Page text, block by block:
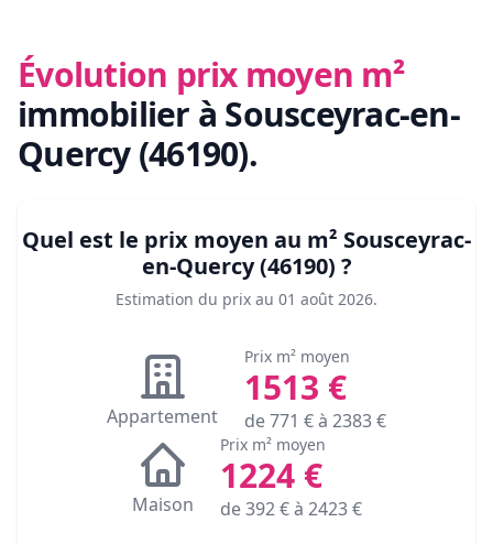
Évolution prix moyen m²
immobilier à Sousceyrac-en-
Quercy (46190).
Quel est le prix moyen au m² Sousceyrac-
en-Quercy (46190) ?
Estimation du prix au 01 août 2026.
Appartement
Prix m² moyen
1513 €
de771 € à 2383€
Maison
Prix m² moyen
1224€
de392€ à 2423€